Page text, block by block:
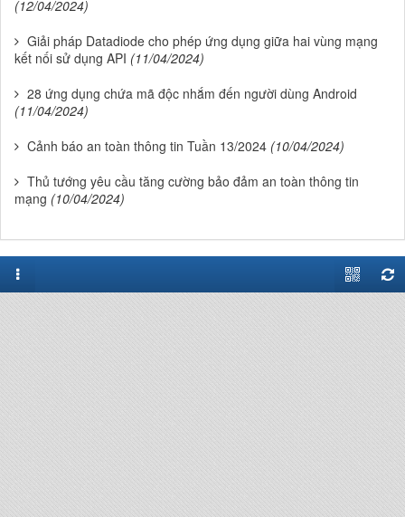
(12/04/2024)
Giải pháp Datadiode cho phép ứng dụng giữa hai vùng mạng
kết nối sử dụng API (11/04/2024)
28 ứng dụng chứa mã độc nhắm đến người dùng Android
(11/04/2024)
Cảnh báo an toàn thông tin Tuần 13/2024 (10/04/2024)
Thủ tướng yêu cầu tăng cường bảo đảm an toàn thông tin
mạng (10/04/2024)